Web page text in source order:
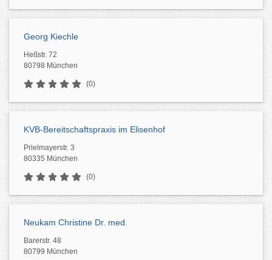
Georg Kiechle
Heßstr. 72
80798 München
(0)
KVB-Bereitschaftspraxis im Elisenhof
Prielmayerstr. 3
80335 München
(0)
Neukam Christine Dr. med.
Barerstr. 48
80799 München